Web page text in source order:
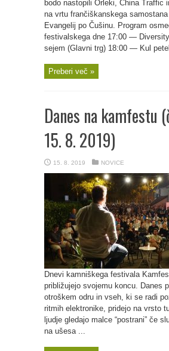
bodo nastopili Orleki, China Traffic
na vrtu frančiškanskega samostana
Evangelij po Čušinu. Program
festivalskega dne 17:00 —
sejem (Glavni trg) 18:00 — Kul
Preberi več »
Danes na kamfestu
15. 8. 2019)
15. 8. 2019 NOVICE
Dnevi kamniškega festivala
približujejo svojemu koncu. Danes
otroškem odru in vseh, ki se radi
ritmih elektronike, pridejo na vrsto
ljudje gledajo malce “postrani” če
na ušesa ...